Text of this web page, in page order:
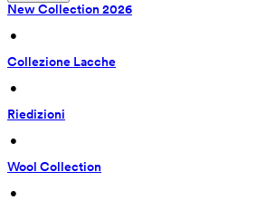
New Collection 2026
•
Collezione Lacche
•
Riedizioni
•
Wool Collection
•